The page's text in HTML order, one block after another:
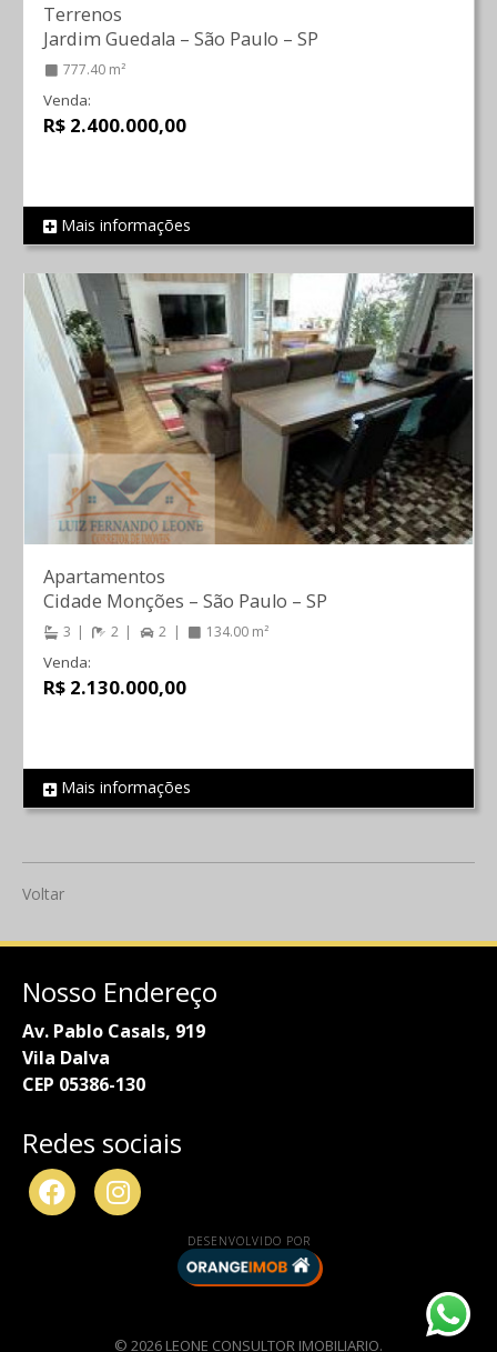
REF 297
Terrenos
Jardim Guedala – São Paulo – SP
777.40 m²
Venda:
R$ 2.400.000,00
Mais informações
REF 564
Apartamentos
Cidade Monções – São Paulo – SP
3 2 2 134.00 m²
Venda:
R$ 2.130.000,00
Mais informações
Voltar
Nosso Endereço
Av. Pablo Casals, 919
Vila Dalva
CEP 05386-130
Redes sociais
DESENVOLVIDO POR
© 2026 LEONE CONSULTOR IMOBILIARIO.